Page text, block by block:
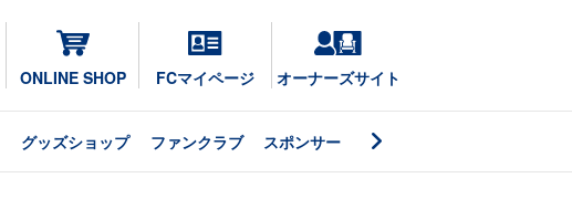
ONLINE SHOP FCマイページ オーナーズサイト
グッズショップ ファンクラブ スポンサー